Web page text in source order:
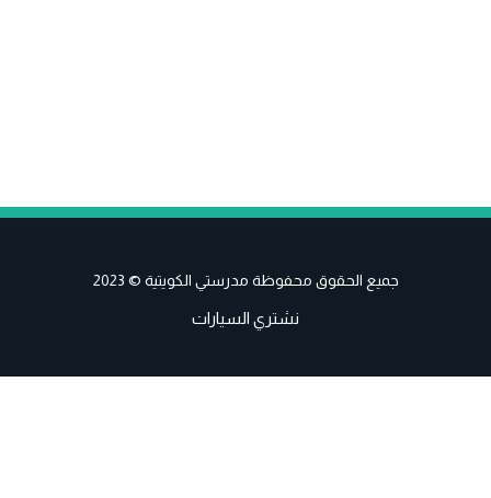
جميع الحقوق محفوظة مدرستي الكويتية © 2023
نشتري السيارات